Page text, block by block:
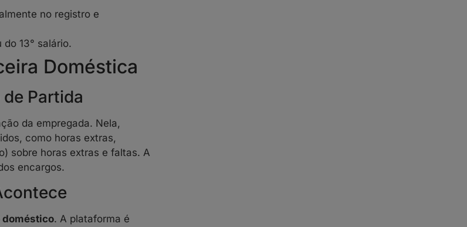
no registro e
13° salário.
Doméstica
Partida
da empregada. Nela,
como horas extras,
sobre horas extras e faltas. A
encargos.
doméstico. A plataforma é